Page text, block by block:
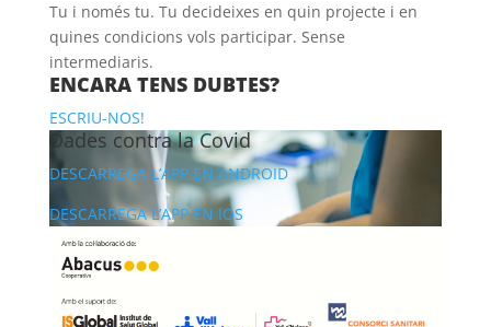
Tu i només tu. Tu decideixes en quin projecte i en
quines condicions vols participar. Sense
intermediaris.
ENCARA TENS DUBTES?
ESCRIU-NOS!
Dades contra la Covid
DESCARREGA L’APP EN ANDROID
DESCARREGA L’APP EN IOS